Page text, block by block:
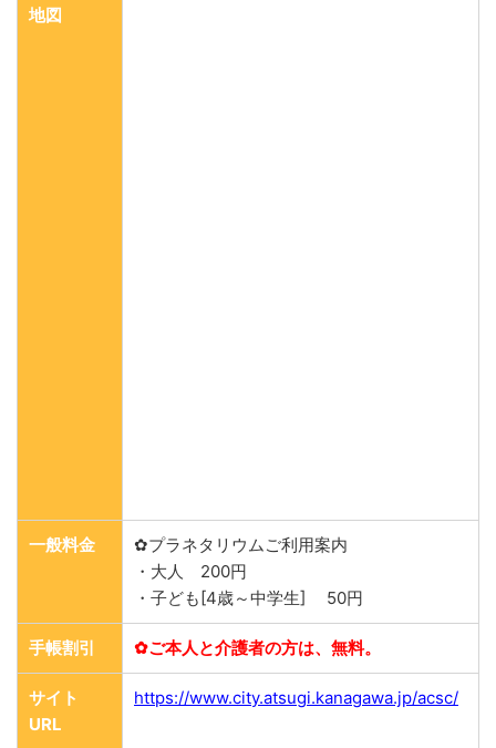
地図
一般料金
✿プラネタリウムご利用案内
・大人 200円
・子ども[4歳～中学生] 50円
手帳割引 ✿ご本人と介護者の方は、無料。
サイト
URL
https://www.city.atsugi.kanagawa.jp/acsc/